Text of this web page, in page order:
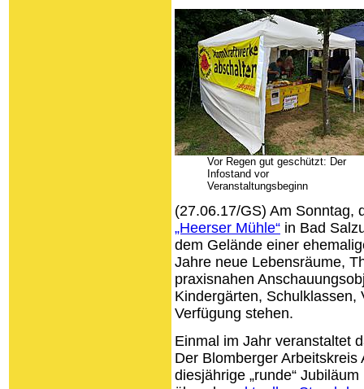
Vor Regen gut geschützt: Der
Infostand vor
Veranstaltungsbeginn
(27.06.17/GS) Am Sonntag,
„Heerser Mühle“ in Bad
dem Gelände einer
Jahre neue Lebensräume,
praxisnahen
Kindergärten, Schulklassen,
Verfügung stehen.
Einmal im Jahr veranstaltet
Der Blomberger
diesjährige „runde“